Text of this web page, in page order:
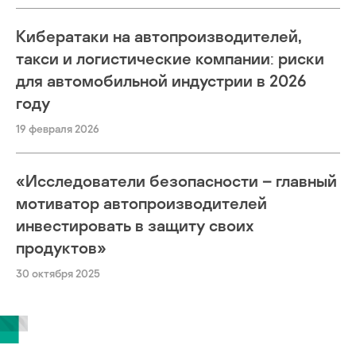
Кибератаки на автопроизводителей,
такси и логистические компании: риски
для автомобильной индустрии в 2026
году
19 февраля 2026
«Исследователи безопасности – главный
мотиватор автопроизводителей
инвестировать в защиту своих
продуктов»
30 октября 2025